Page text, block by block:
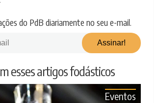
do PdB diariamente no seu e-mail.
esses artigos fodásticos
Eventos